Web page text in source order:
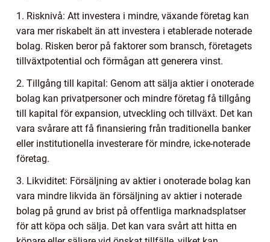
1. Risknivå: Att investera i mindre, växande företag kan
vara mer riskabelt än att investera i etablerade noterade
bolag. Risken beror på faktorer som bransch, företagets
tillväxtpotential och förmågan att generera vinst.
2. Tillgång till kapital: Genom att sälja aktier i onoterade
bolag kan privatpersoner och mindre företag få tillgång
till kapital för expansion, utveckling och tillväxt. Det kan
vara svårare att få finansiering från traditionella banker
eller institutionella investerare för mindre, icke-noterade
företag.
3. Likviditet: Försäljning av aktier i onoterade bolag kan
vara mindre likvida än försäljning av aktier i noterade
bolag på grund av brist på offentliga marknadsplatser
för att köpa och sälja. Det kan vara svårt att hitta en